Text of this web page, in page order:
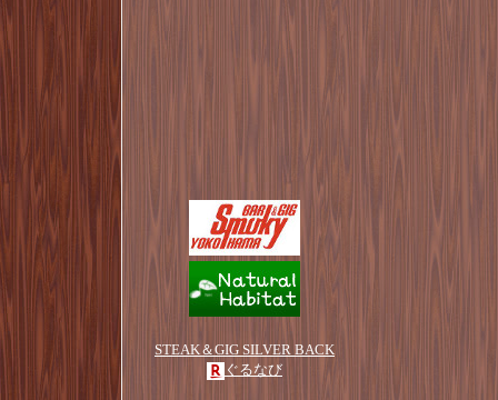
STEAK＆GIG SILVER BACK
ぐるなび